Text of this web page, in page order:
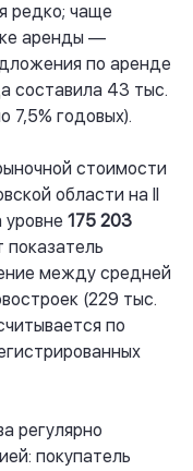
редко; чаще
аренды —
по аренде
составила 43 тыс.
7,5% годовых).
стоимости
области на II
уровне 175 203
между средней
(229 тыс.
по
регулярно
покупатель